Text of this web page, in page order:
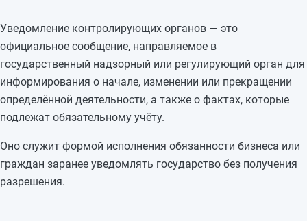
Уведомление контролирующих органов — это
официальное сообщение, направляемое в
государственный надзорный или регулирующий орган для
информирования о начале, изменении или прекращении
определённой деятельности, а также о фактах, которые
подлежат обязательному учёту.
Оно служит формой исполнения обязанности бизнеса или
граждан заранее уведомлять государство без получения
разрешения.